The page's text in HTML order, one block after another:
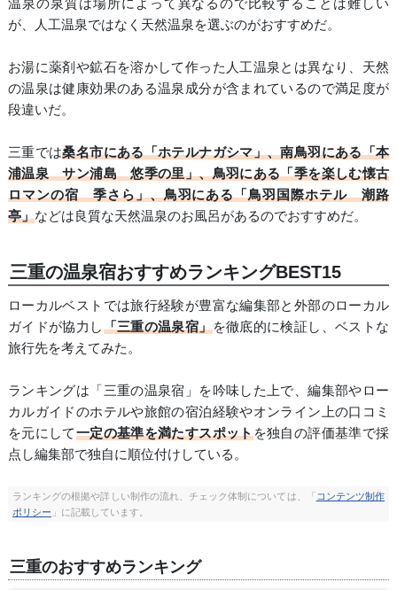
が、人工温泉ではなく天然温泉を選ぶのがおすすめだ。
お湯に薬剤や鉱石を溶かして作った人工温泉とは異なり、天然
の温泉は健康効果のある温泉成分が含まれているので満足度が
段違いだ。
三重では桑名市にある「ホテルナガシマ」、南鳥羽にある「本
浦温泉 サン浦島 悠季の里」、鳥羽にある「季を楽しむ懐古
ロマンの宿 季さら」、鳥羽にある「鳥羽国際ホテル 潮路
亭」などは良質な天然温泉のお風呂があるのでおすすめだ。
三重の温泉宿おすすめランキングBEST15
ローカルベストでは旅行経験が豊富な編集部と外部のローカル
ガイドが協力し「三重の温泉宿」を徹底的に検証し、ベストな
旅行先を考えてみた。
ランキングは「三重の温泉宿」を吟味した上で、編集部やロー
カルガイドのホテルや旅館の宿泊経験やオンライン上の口コミ
を元にして一定の基準を満たすスポットを独自の評価基準で採
点し編集部で独自に順位付けしている。
ランキングの根拠や詳しい制作の流れ、チェック体制については、「 コンテンツ制作
ポリシー 」に記載しています。
三重のおすすめランキング